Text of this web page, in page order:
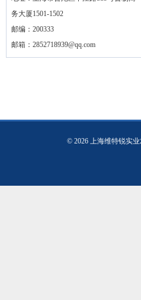
务大厦1501-1502
邮编：200333
邮箱： 2852718939@qq.com
© 2026 上海维特锐实